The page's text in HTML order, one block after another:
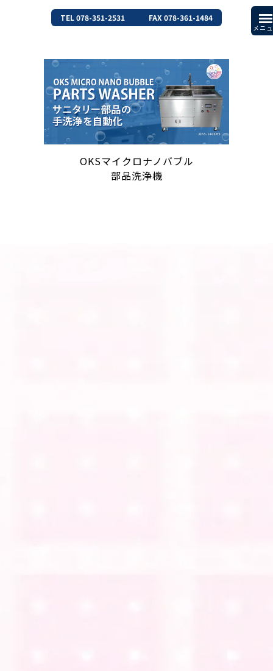
TEL 078-351-2531 FAX 078-361-1484
OKSマイクロナノバブル
部品洗浄機